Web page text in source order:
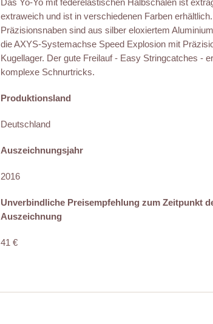
Das Yo-Yo mit federelastischen Halbschalen ist
extraweich und ist in verschiedenen Farben
Präzisionsnaben sind aus silber eloxiertem
die AXYS-Systemachse Speed Explosion mit
Kugellager. Der gute Freilauf - Easy Stringcatches -
komplexe Schnurtricks.
Produktionsland
Deutschland
Auszeichnungsjahr
2016
Unverbindliche Preisempfehlung zum Zeitpunkt
Auszeichnung
41 €